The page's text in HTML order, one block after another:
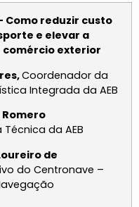
Como reduzir custo
e elevar a
exterior
Coordenador da
Integrada da AEB
Romero
Técnica da AEB
de
do Centronave –